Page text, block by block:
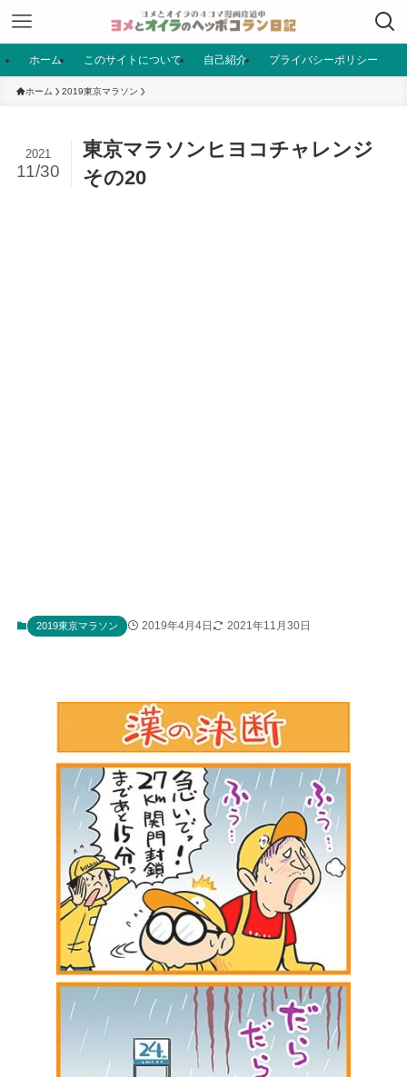
ホーム このサイトについて 自己紹介 プライバシーポリシー
ホーム 2019東京マラソン
東京マラソンヒヨコチャレンジ
その20
2021
11/30
2019東京マラソン 2019年4月4日 2021年11月30日